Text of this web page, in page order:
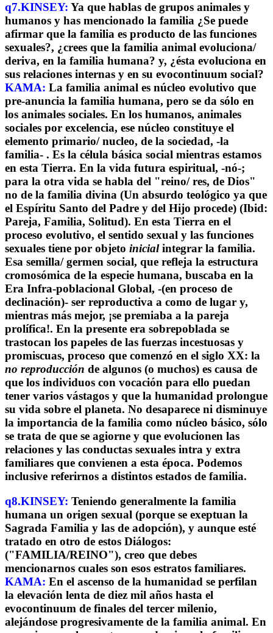
q7.KINSEY: Ya que hablas de grupos animales y
humanos y has mencionado la familia ¿Se puede
afirmar que la familia es producto de las funciones
sexuales?, ¿crees que la familia animal evoluciona/
deriva, en la familia humana? y, ¿ésta evoluciona en
sus relaciones internas y en su evocontinuum social?
KAMA: La familia animal es núcleo evolutivo que
pre-anuncia la familia humana, pero se da sólo en
los animales sociales. En los humanos, animales
sociales por excelencia, ese núcleo constituye el
elemento primario/ nucleo, de la sociedad, -la
familia- . Es la célula básica social mientras estamos
en esta Tierra. En la vida futura espiritual, -nó-;
para la otra vida se habla del "reino/ res, de Dios"
no de la familia divina (Un absurdo teológico ya que
el Espíritu Santo del Padre y del Hijo procede) (Ibid:
Pareja, Familia, Solitud). En esta Tierra en el
proceso evolutivo, el sentido sexual y las funciones
sexuales tiene por objeto inicialintegrar la familia.
Esa semilla/ germen social, que refleja la estructura
cromosómica de la especie humana, buscaba en la
Era Infra-poblacional Global, -(en proceso de
declinación)- ser reproductiva a como de lugar y,
mientras más mejor, ¡se premiaba a la pareja
prolífica!. En la presente era sobrepoblada se
trastocan los papeles de las fuerzas incestuosas y
promiscuas, proceso que comenzó en el siglo XX: la
no reproducción de algunos (o muchos) es causa de
que los individuos con vocación para ello puedan
tener varios vástagos y que la humanidad prolongue
su vida sobre el planeta. No desaparece ni disminuye
la importancia de la familia como núcleo básico, sólo
se trata de que se agiorne y que evolucionen las
relaciones y las conductas sexuales intra y extra
familiares que convienen a esta época. Podemos
inclusive referirnos a distintos estados de familia.
q8.KINSEY: Teniendo generalmente la familia
humana un origen sexual (porque se exeptuan la
Sagrada Familia y las de adopción), y aunque esté
tratado en otro de estos Diálogos:
("FAMILIA/REINO"), creo que debes
mencionarnos cuales son esos estratos familiares.
KAMA: En el ascenso de la humanidad se perfilan
la elevación lenta de diez mil años hasta el
evocontinuum de finales del tercer milenio,
alejándose progresivamente de la familia animal. En